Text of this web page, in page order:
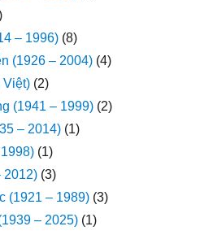
– 1996) (8)
(1926 – 2004) (4)
Việt) (2)
(1941 – 1999) (2)
– 2014) (1)
(1)
2012) (3)
(1921 – 1989) (3)
– 2025) (1)